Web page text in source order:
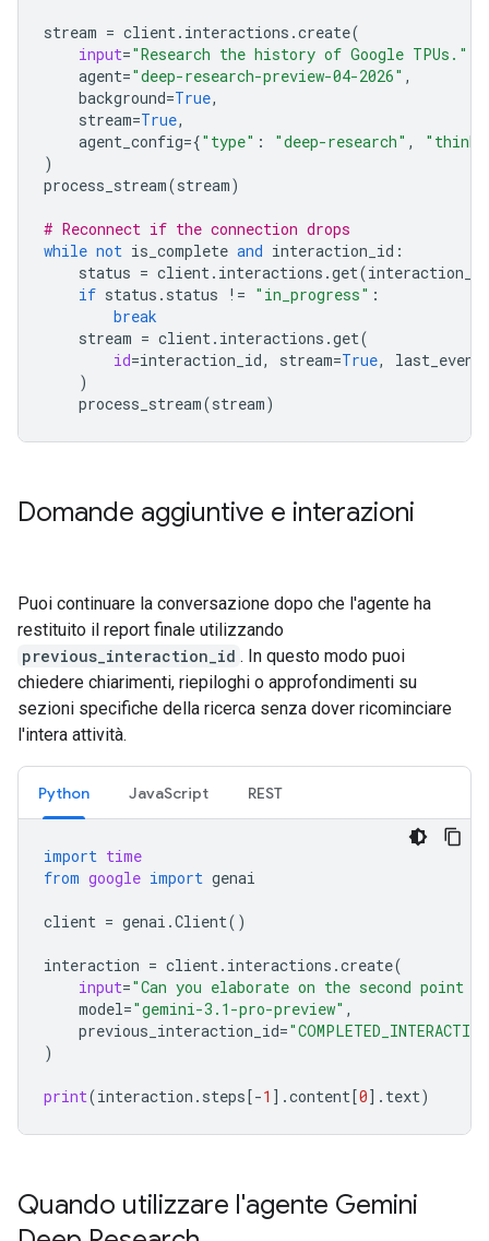
stream = client. interactions .create(
input="Research the history of Google TPUs."
agent="deep-research-preview-04-2026" ,
background=True,
stream=True,
agent_config={"type" : "deep-research" ,
)
process_stream(stream)
# Reconnect if the connection drops
while not is_complete and interaction_id :
status = client. interactions .get(interaction_id
if status . status != "in_progress" :
break
stream = client. interactions .get(
id=interaction_id, stream=True,
)
process_stream(stream)
Domande aggiuntive e interazioni
Puoi continuare la conversazione dopo che l'agente ha
restituito il report finale utilizzando
previous_interaction_id . In questo modo puoi
chiedere chiarimenti, riepiloghi o approfondimenti su
sezioni specifiche della ricerca senza dover ricominciare
l'intera attività.
Python JavaScript REST
import time
from google import genai
client = genai .Client()
interaction = client. interactions .create(
input="Can you elaborate on the second point
model="gemini-3.1-pro-preview" ,
previous_interaction_id=
)
print(interaction . steps[-1 ] .content[0] . text)
Quando utilizzare l'agente Gemini